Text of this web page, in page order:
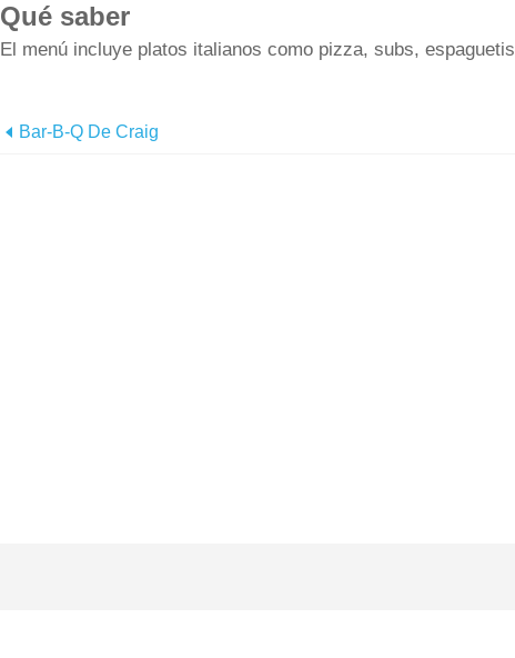
Qué saber
El menú incluye platos italianos como pizza, subs, espaguetis
Bar-B-Q De Craig